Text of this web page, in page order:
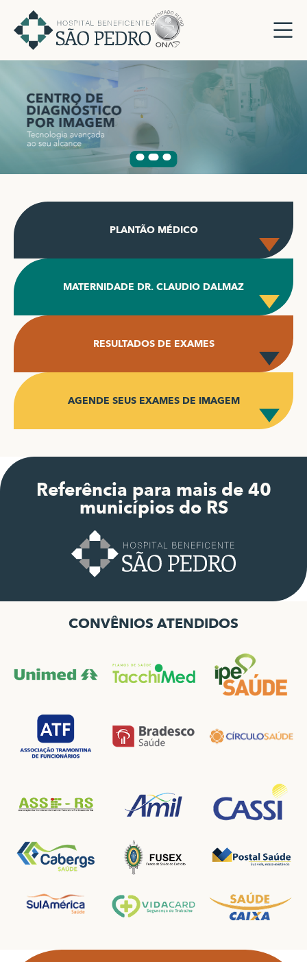
PLANTÃO MÉDICO
MATERNIDADE DR. CLAUDIO DALMAZ
RESULTADOS DE EXAMES
AGENDE SEUS EXAMES DE IMAGEM
Referência para mais de 40
municípios do RS
CONVÊNIOS ATENDIDOS